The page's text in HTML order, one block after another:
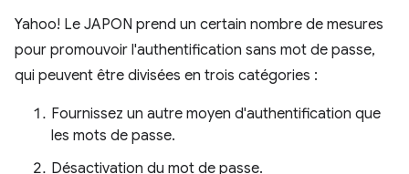
Yahoo! Le JAPON prend un certain nombre de mesures
pour promouvoir l'authentification sans mot de passe,
qui peuvent être divisées en trois catégories :
Fournissez un autre moyen d'authentification que
les mots de passe.
Désactivation du mot de passe.